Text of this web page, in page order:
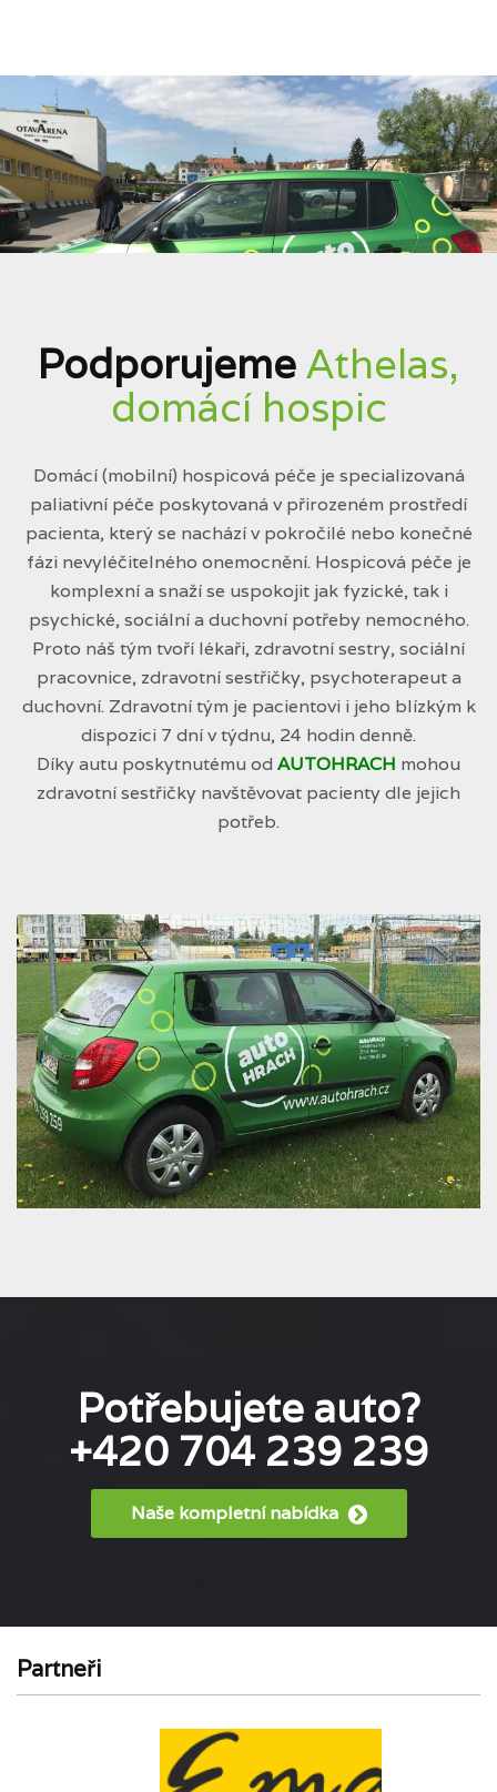
PodporujemeAthelas,
domácí hospic
Domácí (mobilní) hospicová péče je specializovaná
paliativní péče poskytovaná v přirozeném prostředí
pacienta, který se nachází v pokročilé nebo konečné
fázi nevyléčitelného onemocnění. Hospicová péče je
komplexní a snaží se uspokojit jak fyzické, tak i
psychické, sociální a duchovní potřeby nemocného.
Proto náš tým tvoří lékaři, zdravotní sestry, sociální
pracovnice, zdravotní sestřičky, psychoterapeut a
duchovní. Zdravotní tým je pacientovi i jeho blízkým k
dispozici 7 dní v týdnu, 24 hodin denně.
Díky autu poskytnutému od AUTOHRACH mohou
zdravotní sestřičky navštěvovat pacienty dle jejich
potřeb.
Potřebujete auto?
+420 704 239 239
Naše kompletní nabídka
Partneři